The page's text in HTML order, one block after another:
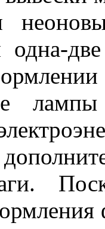
одна-
лампы